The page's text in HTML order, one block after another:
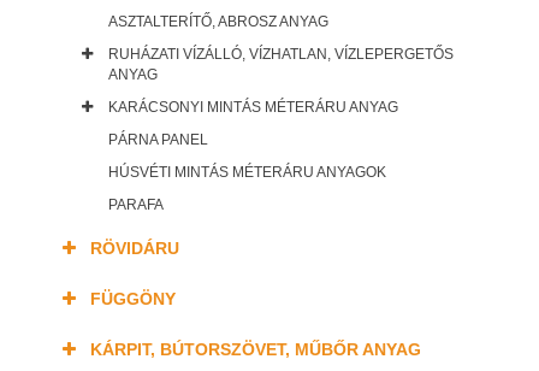
ASZTALTERÍTŐ, ABROSZ ANYAG
RUHÁZATI VÍZÁLLÓ, VÍZHATLAN, VÍZLEPERGETŐS
ANYAG
KARÁCSONYI MINTÁS MÉTERÁRU ANYAG
PÁRNA PANEL
HÚSVÉTI MINTÁS MÉTERÁRU ANYAGOK
PARAFA
RÖVIDÁRU
FÜGGÖNY
KÁRPIT, BÚTORSZÖVET, MŰBŐR ANYAG